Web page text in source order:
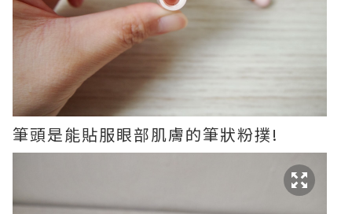
筆頭是能貼服眼部肌膚的筆狀粉撲!